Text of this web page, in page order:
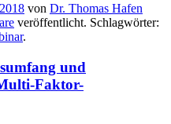
von Dr. Thomas Hafen
veröffentlicht. Schlagwörter:
.
und
Faktor-